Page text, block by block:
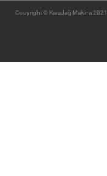
Copyright © Karadağ Makina 2021